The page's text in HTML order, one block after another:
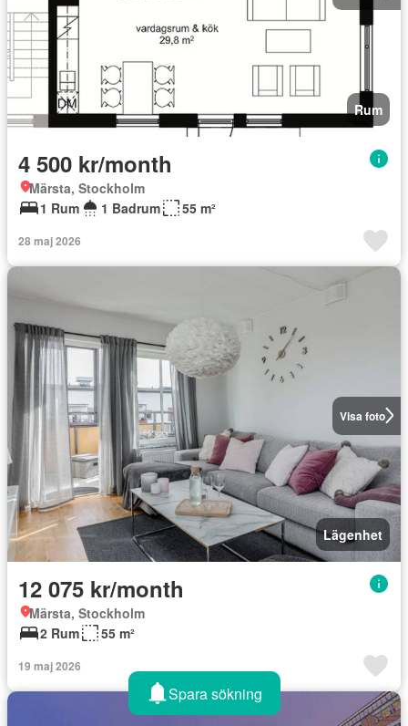
Rum
4 500 kr/month
Märsta, Stockholm
1 Rum
1 Badrum 55 m²
28 maj 2026
Visa foto
Lägenhet
12 075 kr/month
Märsta, Stockholm
2 Rum
55 m²
19 maj 2026
Spara sökning